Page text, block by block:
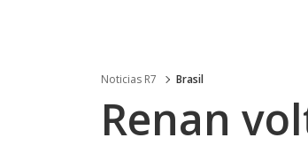
Noticias R7 Brasil
Renan